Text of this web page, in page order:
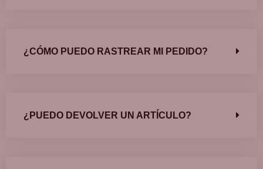
¿CÓMO PUEDO RASTREAR MI PEDIDO?
¿PUEDO DEVOLVER UN ARTÍCULO?